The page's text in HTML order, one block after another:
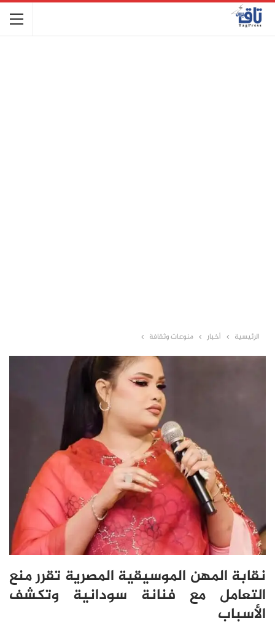
الرئيسية أخبار منوعات وثقافة
نقابة المهن الموسيقية المصرية تقرر منع
التعامل مع فنانة سودانية وتكشف
الأسباب